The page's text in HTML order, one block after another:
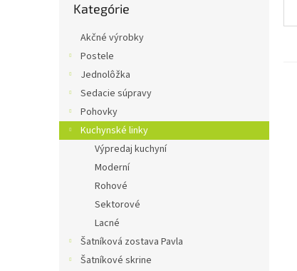
kategórie
Kategórie
Akčné výrobky
Postele
Jednolôžka
Sedacie súpravy
Pohovky
Kuchynské linky
Výpredaj kuchyní
Moderní
Rohové
Sektorové
Lacné
Šatníková zostava Pavla
Šatníkové skrine